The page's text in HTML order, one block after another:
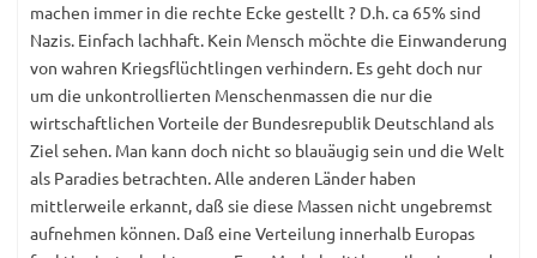
machen immer in die rechte Ecke gestellt ? D.h. ca 65% sind
Nazis. Einfach lachhaft. Kein Mensch möchte die Einwanderung
von wahren Kriegsflüchtlingen verhindern. Es geht doch nur
um die unkontrollierten Menschenmassen die nur die
wirtschaftlichen Vorteile der Bundesrepublik Deutschland als
Ziel sehen. Man kann doch nicht so blauäugig sein und die Welt
als Paradies betrachten. Alle anderen Länder haben
mittlerweile erkannt, daß sie diese Massen nicht ungebremst
aufnehmen können. Daß eine Verteilung innerhalb Europas